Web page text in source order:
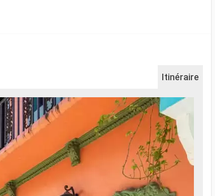
Itinéraire